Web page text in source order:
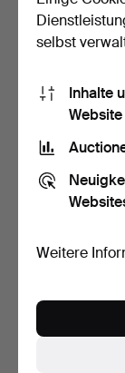
Prismen, MS-
Sie können
selbst
Inhalte
Weitere